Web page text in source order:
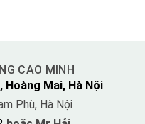
CAO MINH
Hoàng Mai, Hà Nội
Phù, Hà Nội